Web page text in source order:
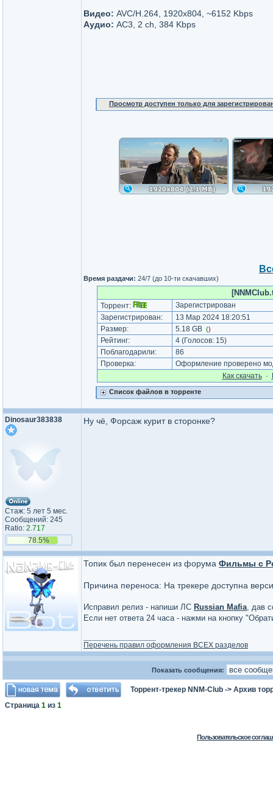
Видео: AVC/H.264, 1920x804, ~6152 Kbps
Аудио: AC3, 2 ch, 384 Kbps
Просмотр доступен только для
Время раздачи: 24/7 (до 10-ти скачавших)
Торрент:
Зарегистрирован
Зарегистрирован:
13 Мар 2024 18:20:51
Размер:
5.18 GB ()
Рейтинг: 4(Голосов: 15)
Поблагодарили:
86
Проверка:
Оформление проверено
Как cкачать·
Список файлов в торренте
Dinosaur383838
Стаж: 5 лет 5 мес.
Сообщений: 245
Ratio: 2.717
78.5%
Ну чё, Форсаж курит в сторонке?
Топик был перенесен из форума Фильмы с
Причина переноса: На трекере доступна
Исправил релиз - напиши ЛС Russian Mafia, дав
Если нет ответа 24 часа - нажми на кнопку
Перечень правил оформления ВСЕХ разделов
Показать сообщения:
Торрент-трекер NNM-Club -> Архив
Страница 1 из 1
Пользовательское